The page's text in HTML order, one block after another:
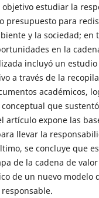
estudiar la
presupuesto para
y la sociedad; en
en la
incluyó un
a través de la
académicos,
que
artículo expone las
llevar la
se concluye que
de la cadena de
de un nuevo modelo